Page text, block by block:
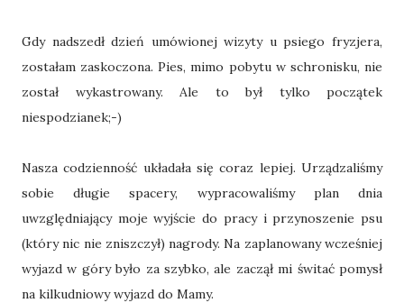
Gdy nadszedł dzień umówionej wizyty u psiego fryzjera,
zostałam zaskoczona. Pies, mimo pobytu w schronisku, nie
został wykastrowany. Ale to był tylko początek
niespodzianek;-)
Nasza codzienność układała się coraz lepiej. Urządzaliśmy
sobie długie spacery, wypracowaliśmy plan dnia
uwzględniający moje wyjście do pracy i przynoszenie psu
(który nic nie zniszczył) nagrody. Na zaplanowany wcześniej
wyjazd w góry było za szybko, ale zaczął mi świtać pomysł
na kilkudniowy wyjazd do Mamy.